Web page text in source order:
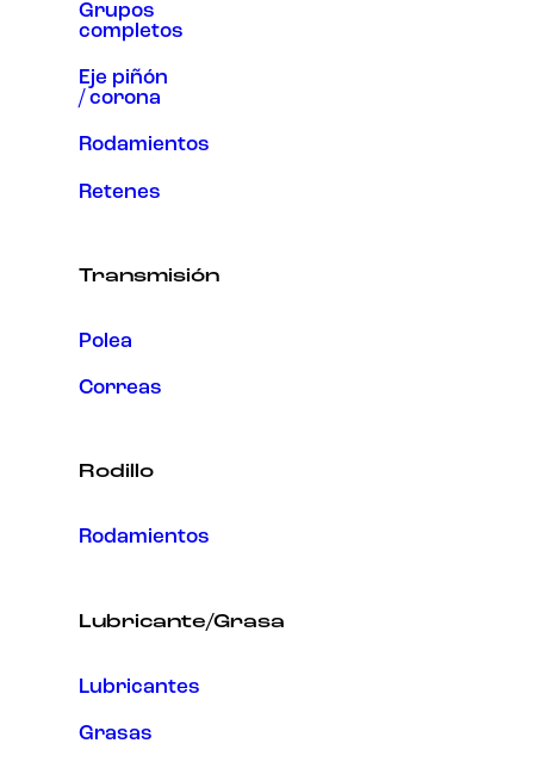
Grupos
completos
Eje piñón
/ corona
Rodamientos
Retenes
Transmisión
Polea
Correas
Rodillo
Rodamientos
Lubricante/Grasa
Lubricantes
Grasas